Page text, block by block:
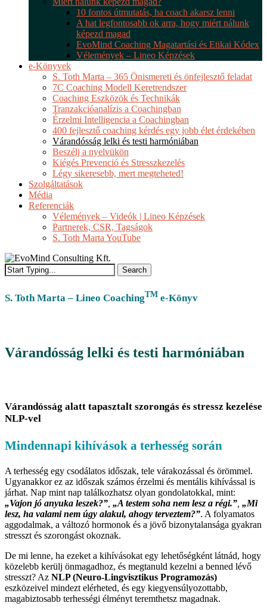
10 fontos útmutatás, ha coach akarsz lenni
A hat legfontosabb ok arra, hogy miért nálunk
képezd magad
EvoMind Coaching Magatartási és Etikai Kódex
Vélemények – Lineo Képzések
e-Könyvek
S. Toth Marta – 365 Önismereti és önfejlesztő feladat
7C Coaching Modell Keretrendszer
Coaching Eszközök és Technikák
Tranzakcióanalízis a Coachingban
Érzelmi Intelligencia a Coachingban
400 fejlesztő coaching kérdés egy jobb élet érdekében
Várandósság lelki és testi harmóniában
Beszélj a nyelvükön
Kiégés Prevenció és Stresszkezelés
Légy sikeresebb, mert megteheted!
Szolgáltatások
Média
Referenciák
Vélemények – Videók | Lineo Képzések
Partnerek, CSR, Tagságok
S. Toth Marta YouTube
Search
S. Toth Marta – Lineo CoachingTM e-Könyv
Várandósság lelki és testi harmóniában
Várandósság alatt tapasztalt szorongás és stressz kezelése
NLP-vel
Mindennapi kihívások a terhesség során
A terhesség egy csodálatos időszak, tele várakozással és örömmel.
Ugyanakkor ez az időszak számos érzelmi és mentális kihívással is
járhat. Nap mint nap találkozhatsz olyan gondolatokkal, mint:
„Vajon jó anyuka leszek?” „A testem soha nem lesz a régi.” „Mi
lesz, ha valami nem úgy alakul, ahogy terveztem?”. A folyamatos
aggodalmak, a változó hormonok és a jövő bizonytalansága gyakran
stresszt és szorongást okoznak.
De mi lenne, ha ezeket a kihívásokat egy lehetőségként látnád, hogy
közelebb kerülj önmagadhoz, és megtanuld kezelni a benned lévő
stresszt? Az NLP (Neuro-Lingvisztikus Programozás)
eszközeivel mindezt elérheted, és egy kiegyensúlyozottabb,
magabiztosabb terhességi élményt teremthetsz magadnak.